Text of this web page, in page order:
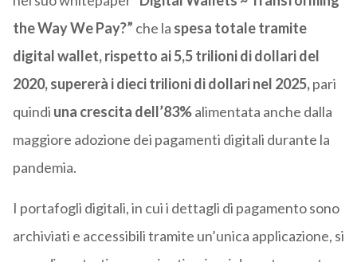
the Way We Pay?” che la spesa totale tramite
digital wallet, rispetto ai 5,5 trilioni di dollari del
2020, supererà i dieci trilioni di dollari nel 2025,pari
quindi una crescita dell’83%alimentata anche dalla
maggiore adozione dei pagamenti digitali durante la
pandemia.
I portafogli digitali, in cui i dettagli di pagamento sono
archiviati e accessibili tramite un’unica applicazione, si